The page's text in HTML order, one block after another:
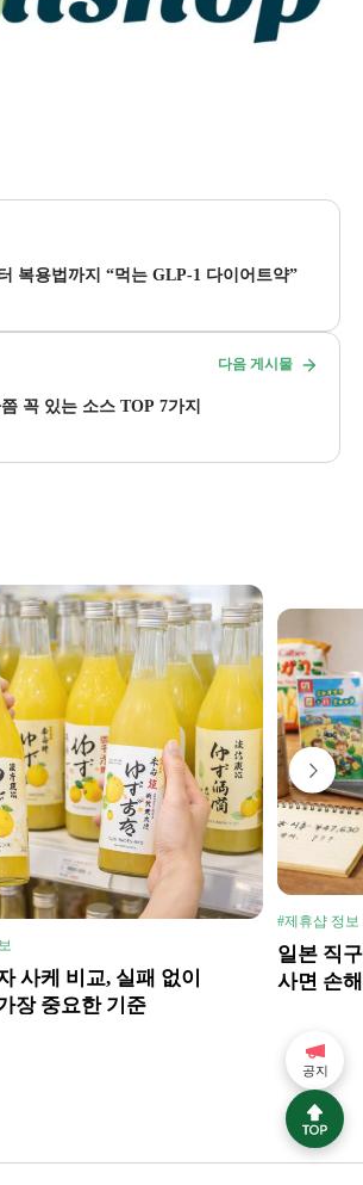
복용법까지 “먹는 GLP-1 다이어트약”
다음 게시물
꼭 있는 소스 TOP 7가지
사케 비교, 실패 없이
장 중요한 기준
#제휴샵 정보
일본 직
사면 손
공지